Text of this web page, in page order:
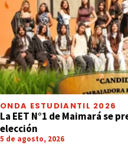
ONDA ESTUDIANTIL 2026
La EET N°1 de Maimará se
elección
5 de agosto, 2026